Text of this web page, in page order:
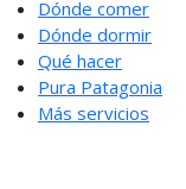
Dónde comer
Dónde dormir
Qué hacer
Pura Patagonia
Más servicios